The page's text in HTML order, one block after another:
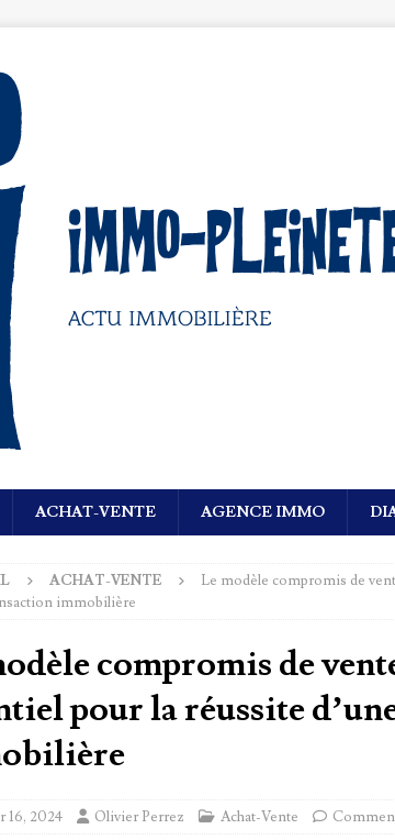
ACHAT-VENTE AGENCE IMMO
ACHAT-VENTE
Le modèle compromis de
immobilière
compromis de
pour la réussite
16, 2024 Olivier Perrez Achat-Vente